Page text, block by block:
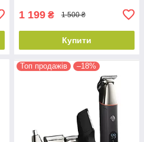
1 199 ₴ 1 500 ₴
Купити
Топ продажів –18%